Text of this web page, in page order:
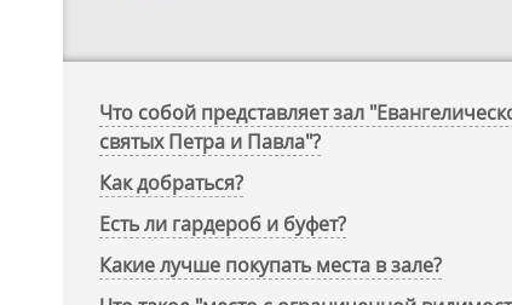
Что собой представляет зал
святых Петра и Павла"?
Как добраться?
Есть ли гардероб и буфет?
Какие лучше покупать места в зале?